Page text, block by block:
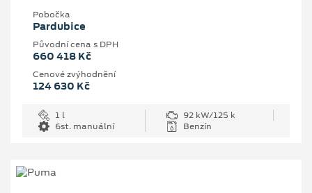
Pobočka
Pardubice
Původní cena s DPH
660 418 Kč
Cenové zvýhodnění
124 630 Kč
1 l
92 kW/125 k
6st. manuální
Benzín